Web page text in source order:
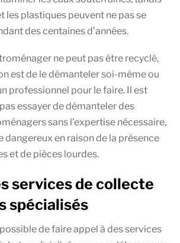
les plastiques peuvent ne pas se
des centaines d’années.
ne peut pas être recyclé,
est de le démanteler soi-même ou
professionnel pour le faire. Il est
essayer de démanteler des
sans l’expertise nécessaire,
dangereux en raison de la présence
et de pièces lourdes.
services de collecte
spécialisés
de faire appel à des services